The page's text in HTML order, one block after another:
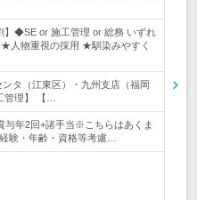
】◆SE or 施工管理 or 総務 いずれ
人物重視の採用 ★馴染みやすく
タ（江東区）・九州支店（福岡
管理】 【…
与年2回+諸手当※こちらはあくま
験・年齢・資格等考慮…